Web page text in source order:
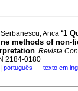
Anca ‘1
methods of non-
. Revista
2184-0180
português · texto em